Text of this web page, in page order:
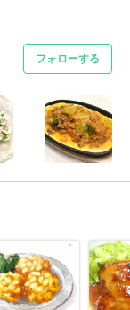
フォローする